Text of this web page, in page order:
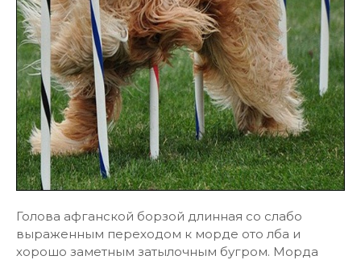
Голова афганской борзой длинная со слабо
выраженным переходом к морде ото лба и
хорошо заметным затылочным бугром. Морда